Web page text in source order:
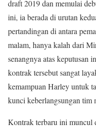
draft 2019 dan memulai
ini, ia berada di urutan
pertandingan di antara
malam, hanya kalah dari
senangnya atas keputusan
kontrak tersebut sangat
kemampuan Harley untuk
kunci keberlangsungan tim
Kontrak terbaru ini muncul